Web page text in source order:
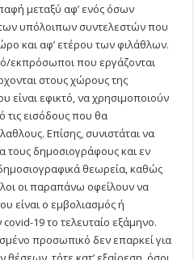
μεταξύ αφ’ ενός όσων
υπόλοιπων συντελεστών που
και αφ’ ετέρου των φιλάθλων.
εκπρόσωποι που εργάζονται
στους χώρους της
είναι εφικτό, να χρησιμοποιούν
τις εισόδους που θα
Επίσης, συνιστάται να
τους δημοσιογράφους και εν
θεωρεία, καθώς
οι παραπάνω οφείλουν να
είναι ο εμβολιασμός ή
19 το τελευταίο εξάμηνο.
προσωπικό δεν επαρκεί για